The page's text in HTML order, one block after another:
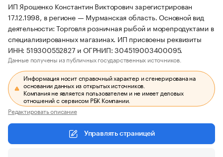
ИП Ярошенко Константин Викторович зарегистрирован
17.12.1998, в регионе — Мурманская область. Основной вид
деятельности: Торговля розничная рыбой и морепродуктами в
специализированных магазинах. ИП присвоены реквизиты
ИНН: 519300552827 и ОГРНИП: 304519003400095.
Данные получены из публичных государственных источников.
Информация носит справочный характер и сгенерирована на
основании данных из открытых источников.
Компания не является пользователем и не имеет деловых
отношений с сервисом РБК Компании.
Редактировать описание
Управлять страницей